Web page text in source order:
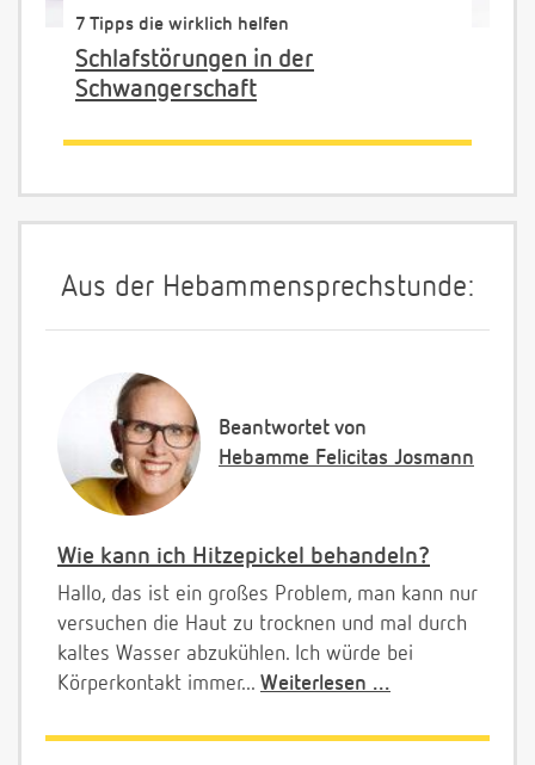
7 Tipps die wirklich helfen
Schlafstörungen in der
Schwangerschaft
Aus der Hebammensprechstunde:
Beantwortet von
Hebamme Felicitas Josmann
Wie kann ich Hitzepickel behandeln?
Hallo, das ist ein großes Problem, man kann nur
versuchen die Haut zu trocknen und mal durch
kaltes Wasser abzukühlen. Ich würde bei
Körperkontakt immer... Weiterlesen ...